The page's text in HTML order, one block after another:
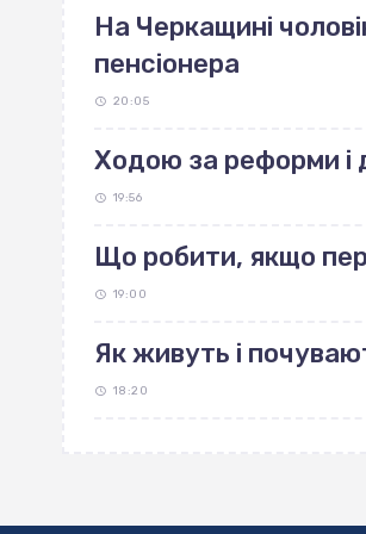
На Черкащині
пенсіонера
20:05
Ходою за реформи і
19:56
Що робити, якщо
19:00
Як живуть і
18:20